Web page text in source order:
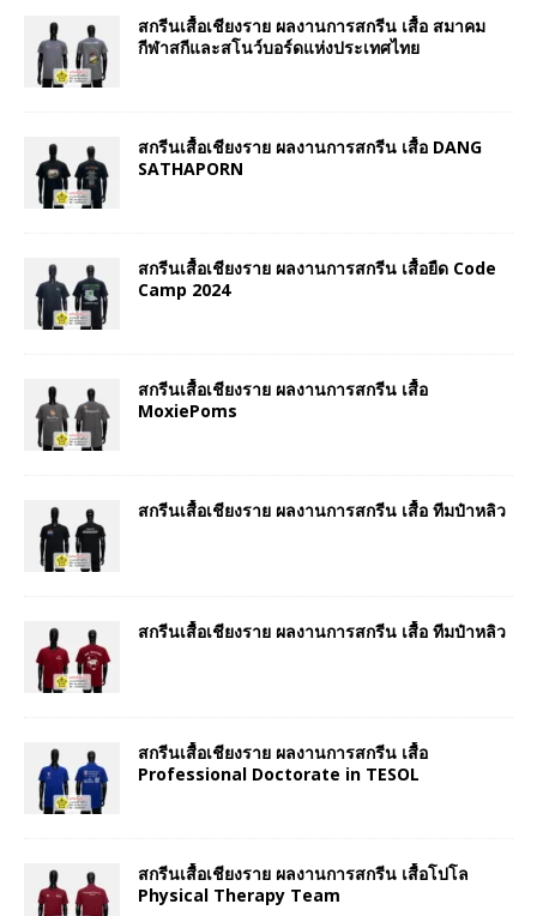
สกรีนเสื้อเชียงราย ผลงานการสกรีน เสื้อ สมาคม
กีฬาสกีและสโนว์บอร์ดแห่งประเทศไทย
สกรีนเสื้อเชียงราย ผลงานการสกรีน เสื้อ DANG
SATHAPORN
สกรีนเสื้อเชียงราย ผลงานการสกรีน เสื้อยืด Code
Camp 2024
สกรีนเสื้อเชียงราย ผลงานการสกรีน เสื้อ
MoxiePoms
สกรีนเสื้อเชียงราย ผลงานการสกรีน เสื้อ ทีมป๋าหลิว
สกรีนเสื้อเชียงราย ผลงานการสกรีน เสื้อ ทีมป๋าหลิว
สกรีนเสื้อเชียงราย ผลงานการสกรีน เสื้อ
Professional Doctorate in TESOL
สกรีนเสื้อเชียงราย ผลงานการสกรีน เสื้อโปโล
Physical Therapy Team